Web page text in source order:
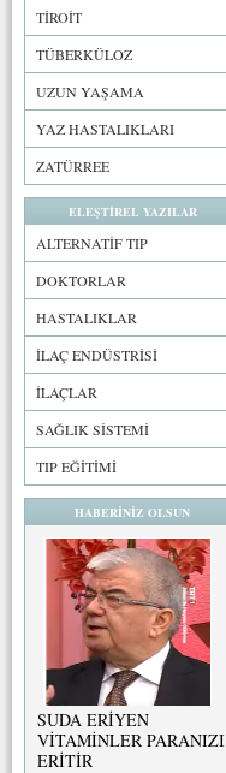
TİROİT
TÜBERKÜLOZ
UZUN YAŞAMA
YAZ HASTALIKLARI
ZATÜRREE
ELEŞTİREL YAZILAR
ALTERNATİF TIP
DOKTORLAR
HASTALIKLAR
İLAÇ ENDÜSTRİSİ
İLAÇLAR
SAĞLIK SİSTEMİ
TIP EĞİTİMİ
HABERİNİZ OLSUN
SUDA ERİYEN
VİTAMİNLER PARANIZI
ERİTİR